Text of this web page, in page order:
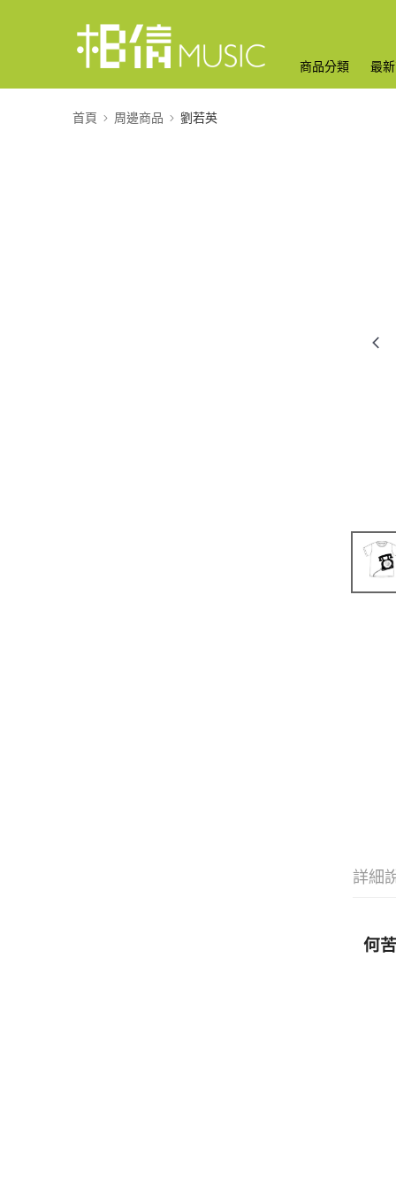
商品分類 最
首頁 周邊商品 劉若英
詳細
何